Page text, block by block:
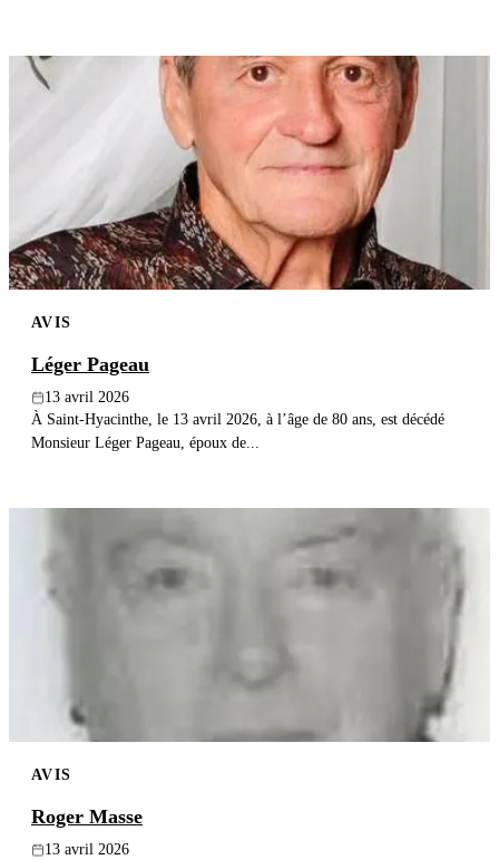
AVIS
Léger Pageau
13 avril 2026
À Saint-Hyacinthe, le 13 avril 2026, à l’âge de 80 ans, est décédé
Monsieur Léger Pageau, époux de...
AVIS
Roger Masse
13 avril 2026